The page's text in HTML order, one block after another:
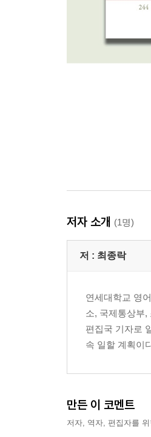
저자 소개 (1명)
저 : 최종락
연세대학교 영
소, 국제통상부,
편집국 기자로
속 일할 계획이
만든 이 코멘트
저자, 역자, 편집자를